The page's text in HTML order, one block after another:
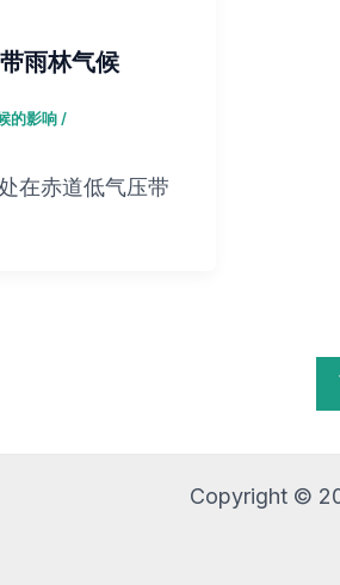
雨林气候
的影响/
在赤道低气压带
Copyright ©